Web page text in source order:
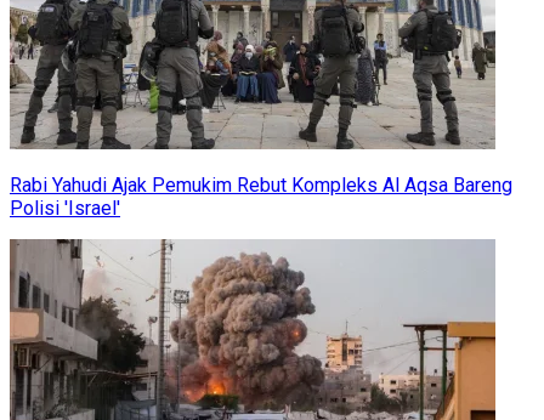
Rabi Yahudi Ajak Pemukim Rebut Kompleks Al Aqsa Bareng
Polisi 'Israel'